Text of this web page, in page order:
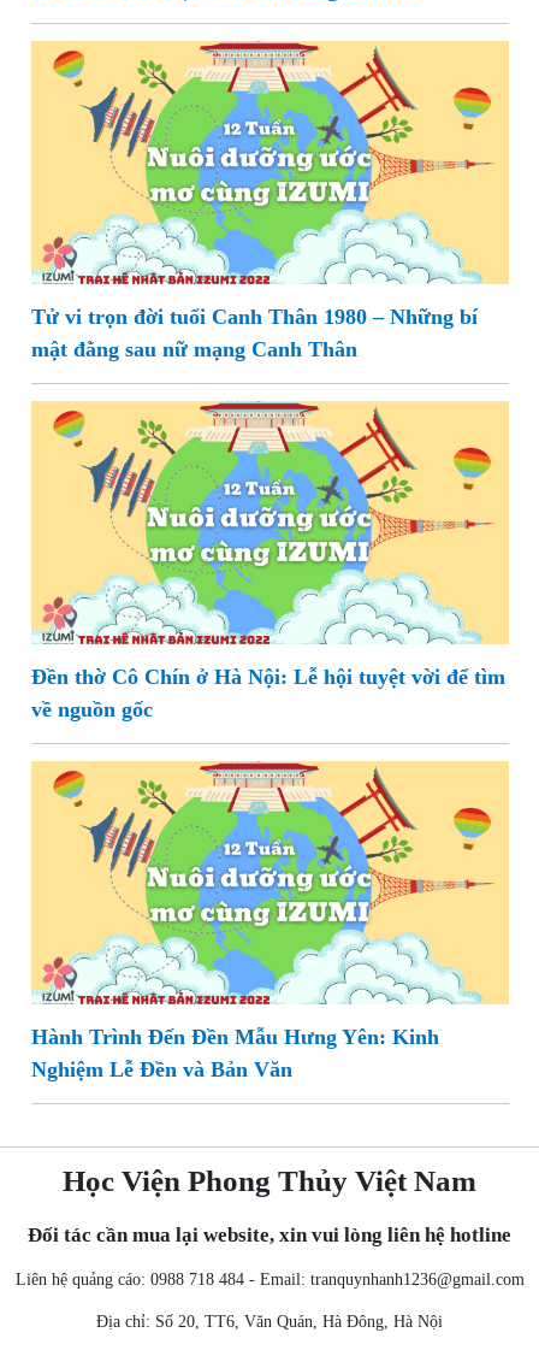
Tử vi trọn đời tuổi Canh Thân 1980 – Những bí
mật đằng sau nữ mạng Canh Thân
Đền thờ Cô Chín ở Hà Nội: Lễ hội tuyệt vời để tìm
về nguồn gốc
Hành Trình Đến Đền Mẫu Hưng Yên: Kinh
Nghiệm Lễ Đền và Bản Văn
Học Viện Phong Thủy Việt Nam
Đối tác cần mua lại website, xin vui lòng liên hệ hotline
Liên hệ quảng cáo: 0988 718 484 - Email: tranquynhanh1236@gmail.com
Địa chỉ: Số 20, TT6, Văn Quán, Hà Đông, Hà Nội